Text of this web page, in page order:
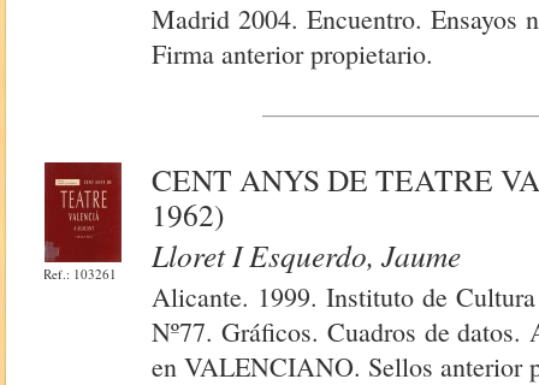
Madrid 2004. Encuentro. Ensayos
Firma anterior propietario.
Ref.: 103261
CENT ANYS DE TEATRE
1962)
Lloret I Esquerdo, Jaume
Alicante. 1999. Instituto de
Nº77. Gráficos. Cuadros de
en VALENCIANO. Sellos anterior